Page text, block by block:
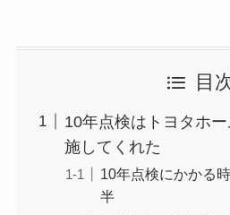
目
10年点検はトヨタホ
施してくれた
10年点検にかかる
半